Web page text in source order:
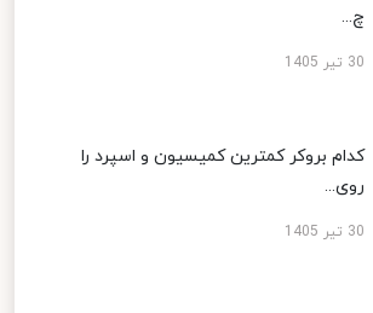
چ...
30 تیر 1405
کدام بروکر کمترین کمیسیون و اسپرد را
روی...
30 تیر 1405